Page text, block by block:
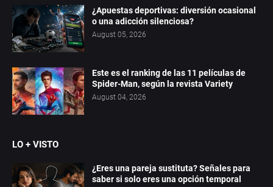
¿Apuestas deportivas: diversión ocasional
o una adicción silenciosa?
August 05, 2026
Este es el ranking de las 11 películas de
Spider-Man, según la revista Variety
August 04, 2026
LO + VISTO
¿Eres una pareja sustituta? Señales para
saber si solo eres una opción temporal